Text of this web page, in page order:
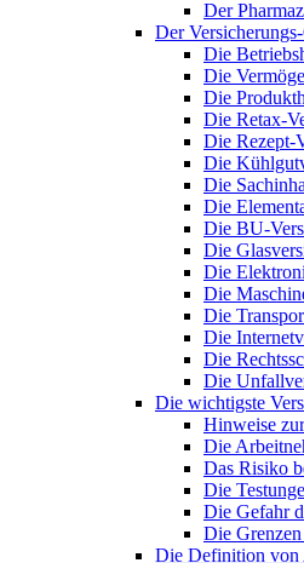
Der
Der
Die
Die
Die
Die Retax-
Die Rezept-
Die
Die
Die
Die BU-
Die
Die
Die
Die
Die
Die
Die
Die wichtigste
Hinweise
Die
Das Risiko
Die
Die Gefahr
Die
Die Definition